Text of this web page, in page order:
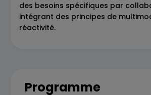
des besoins spécifiques par
intégrant des principes de
réactivité.
Programme